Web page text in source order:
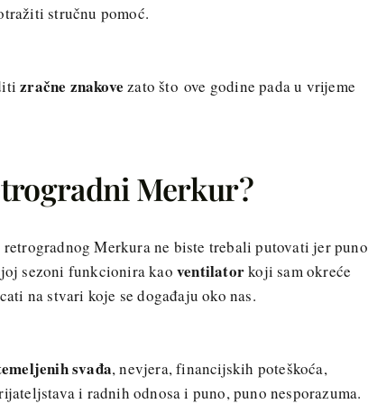
stručnu pomoć.
zračne znakovezato što ove godine pada u vrijeme
Merkur?
Merkura ne biste trebali putovati jer puno
sezoni funkcionira kao ventilatorkoji sam okreće
na stvari koje se događaju oko nas.
svađa, nevjera, financijskih poteškoća,
i radnih odnosa i puno, puno nesporazuma.